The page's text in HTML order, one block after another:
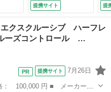
ート
ー／
イブ
正１
／ク
）
提携サイト
電
Ｅ
イ
提
エクスクルーシブ ハーフレ
ーズコントロール …
提携サイト 7月26日